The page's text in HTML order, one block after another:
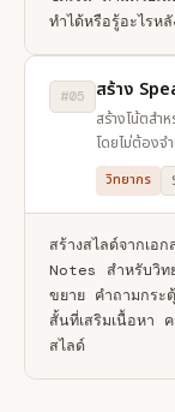
ทำได้หรือรู้อะไรห
#05 สร้าง
สร้างโน้ตสำ
โดยไม่ต้องจ
วิทยากร
สร้างสไลด์จากเ
Notes สำหรับวิท
ขยาย คำถามกระ
สั้นที่เสริมเนื้อหา
สไลด์